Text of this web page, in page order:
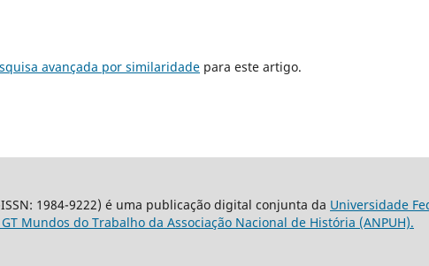
avançada por similaridade para este artigo.
1984-9222) é uma publicação digital conjunta da Universidade
Mundos do Trabalho da Associação Nacional de História (ANPUH).